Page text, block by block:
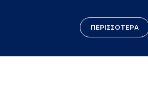
ΠΕΡΙΣΣΟΤΕΡΑ